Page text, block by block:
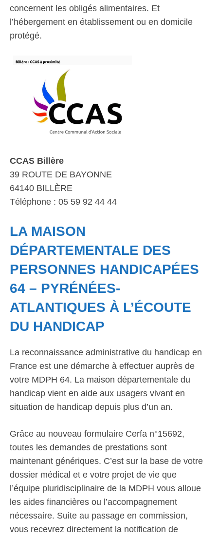
concernent les obligés alimentaires. Et
l’hébergement en établissement ou en domicile
protégé.
CCAS Billère
39 ROUTE DE BAYONNE
64140 BILLÈRE
Téléphone : 05 59 92 44 44
LA MAISON
DÉPARTEMENTALE DES
PERSONNES HANDICAPÉES
64 – PYRÉNÉES-
ATLANTIQUES À L’ÉCOUTE
DU HANDICAP
La reconnaissance administrative du handicap en
France est une démarche à effectuer auprès de
votre MDPH 64. La maison départementale du
handicap vient en aide aux usagers vivant en
situation de handicap depuis plus d’un an.
Grâce au nouveau formulaire Cerfa n°15692,
toutes les demandes de prestations sont
maintenant génériques. C’est sur la base de votre
dossier médical et e votre projet de vie que
l’équipe pluridisciplinaire de la MDPH vous alloue
les aides financières ou l’accompagnement
nécessaire. Suite au passage en commission,
vous recevrez directement la notification de